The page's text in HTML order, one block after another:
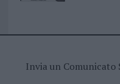
Invia un Comunicato